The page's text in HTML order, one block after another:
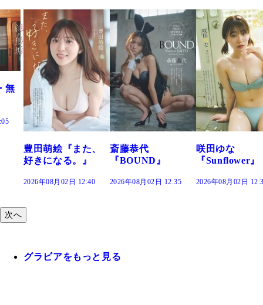
斎藤恭代
『BOUND』
2026年08月02日 12:35
咲田ゆな
『Sunflower』
2026年08月02日 12:30
藤水咲桜『花
だまり』
2026年08月02日
次へ
グラビアをもっと見る